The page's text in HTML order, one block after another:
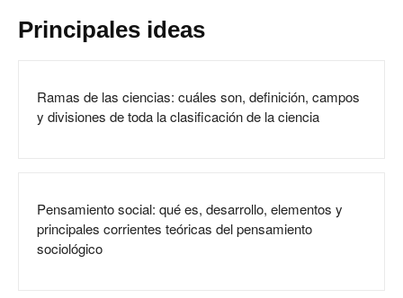
Principales ideas
Ramas de las ciencias: cuáles son, definición, campos
y divisiones de toda la clasificación de la ciencia
Pensamiento social: qué es, desarrollo, elementos y
principales corrientes teóricas del pensamiento
sociológico